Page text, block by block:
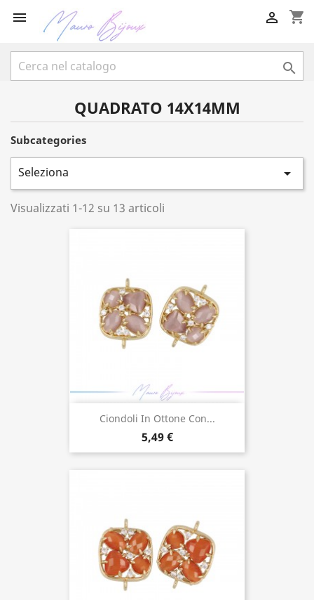
 shopping_cart


QUADRATO 14X14MM
Subcategories
Seleziona 
Visualizzati 1-12 su 13 articoli
Ciondoli In Ottone Con...
5,49 €